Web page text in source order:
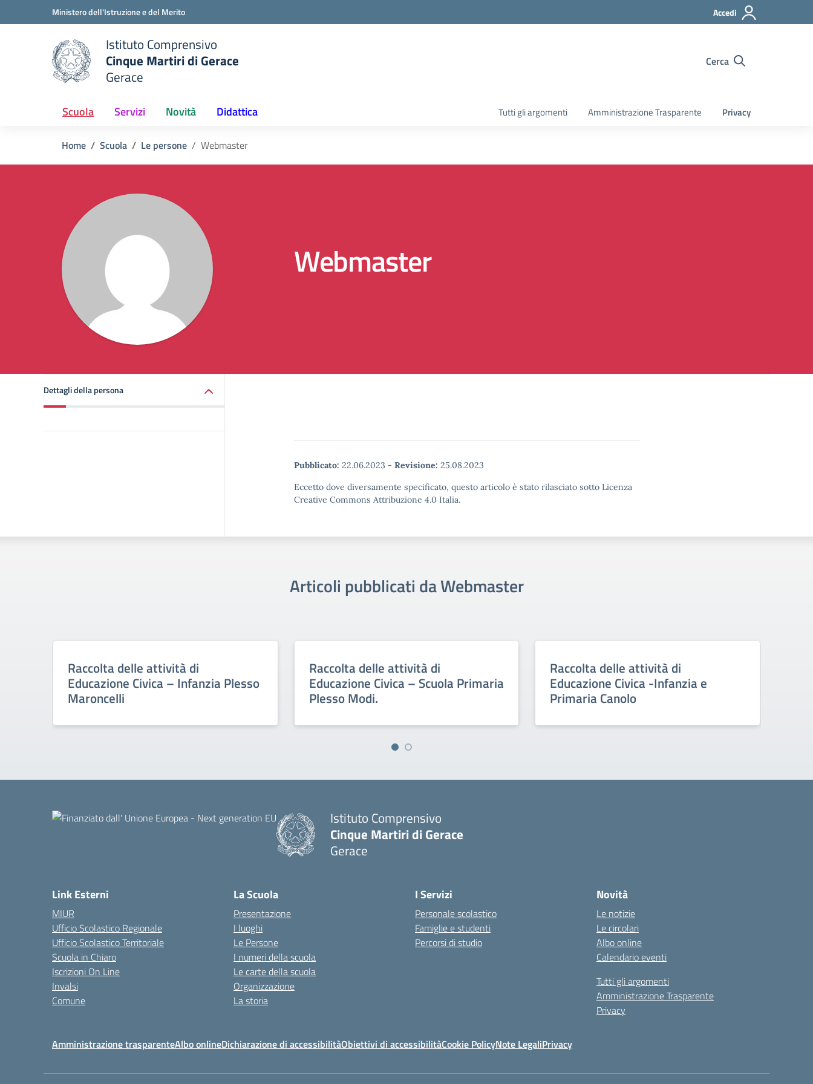
Vai ai contenuti
Vai al menu di navigazioneMinistero dell'Istruzione e del Merito Accedi
scuola
Istituto Comprensivo
Cinque Martiri di Gerace
Gerace
Cerca
Scuola Servizi Novità Didattica Tutti gli argomenti Amministrazione Trasparente Privacy
Home Scuola Le persone Webmaster
Webmaster
Dettagli della persona
Pubblicato: 22.06.2023 - Revisione: 25.08.2023
Eccetto dove diversamente specificato, questo articolo è stato rilasciato sotto Licenza
Creative Commons Attribuzione 4.0 Italia.
Articoli pubblicati da Webmaster
Raccolta delle attività di
Educazione Civica – Infanzia Plesso
Maroncelli
Raccolta delle attività di
Educazione Civica – Scuola Primaria
Plesso Modi.
Raccolta delle attività di
Educazione Civica -Infanzia e
Primaria Canolo
Istituto Comprensivo
Cinque Martiri di Gerace
Gerace
Link Esterni
MIUR
Ufficio Scolastico Regionale
Ufficio Scolastico Territoriale
Scuola in Chiaro
Iscrizioni On Line
Invalsi
Comune
La Scuola
Presentazione
I luoghi
Le Persone
I numeri della scuola
Le carte della scuola
Organizzazione
La storia
I Servizi
Personale scolastico
Famiglie e studenti
Percorsi di studio
Novità
Le notizie
Le circolari
Albo online
Calendario eventi
Tutti gli argomenti
Amministrazione Trasparente
Privacy
Amministrazione trasparenteAlbo onlineDichiarazione di accessibilitàObiettivi di accessibilitàCookie PolicyNote LegaliPrivacy